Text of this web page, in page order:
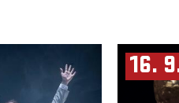
16.